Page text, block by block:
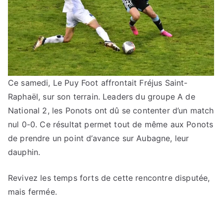
Ce samedi, Le Puy Foot affrontait Fréjus Saint-
Raphaël, sur son terrain. Leaders du groupe A de
National 2, les Ponots ont dû se contenter d’un match
nul 0-0. Ce résultat permet tout de même aux Ponots
de prendre un point d’avance sur Aubagne, leur
dauphin.
Revivez les temps forts de cette rencontre disputée,
mais fermée.